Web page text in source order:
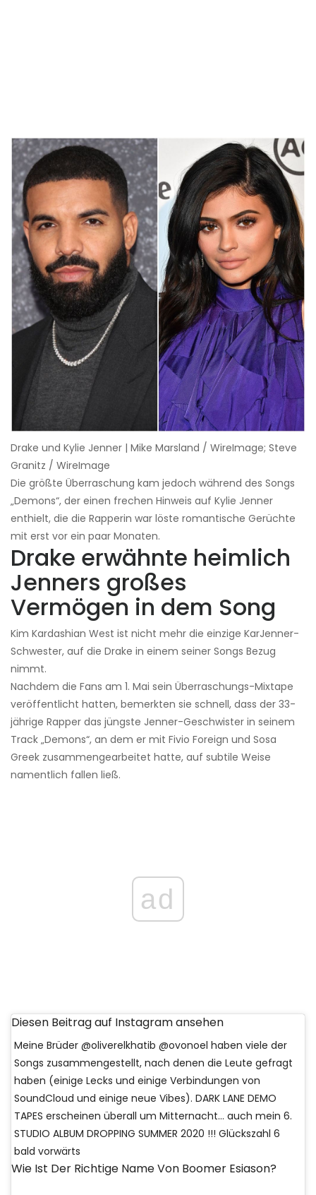
Drake und Kylie Jenner | Mike Marsland / WireImage; Steve
Granitz / WireImage
Die größte Überraschung kam jedoch während des Songs
„Demons“, der einen frechen Hinweis auf Kylie Jenner
enthielt, die die Rapperin war löste romantische Gerüchte
mit erst vor ein paar Monaten.
Drake erwähnte heimlich
Jenners großes
Vermögen in dem Song
Kim Kardashian West ist nicht mehr die einzige KarJenner-
Schwester, auf die Drake in einem seiner Songs Bezug
nimmt.
Nachdem die Fans am 1. Mai sein Überraschungs-Mixtape
veröffentlicht hatten, bemerkten sie schnell, dass der 33-
jährige Rapper das jüngste Jenner-Geschwister in seinem
Track „Demons“, an dem er mit Fivio Foreign und Sosa
Greek zusammengearbeitet hatte, auf subtile Weise
namentlich fallen ließ.
ad
Diesen Beitrag auf Instagram ansehen
Meine Brüder @oliverelkhatib @ovonoel haben viele der
Songs zusammengestellt, nach denen die Leute gefragt
haben (einige Lecks und einige Verbindungen von
SoundCloud und einige neue Vibes). DARK LANE DEMO
TAPES erscheinen überall um Mitternacht… auch mein 6.
STUDIO ALBUM DROPPING SUMMER 2020 !!! Glückszahl 6
bald vorwärts
Wie Ist Der Richtige Name Von Boomer Esiason?